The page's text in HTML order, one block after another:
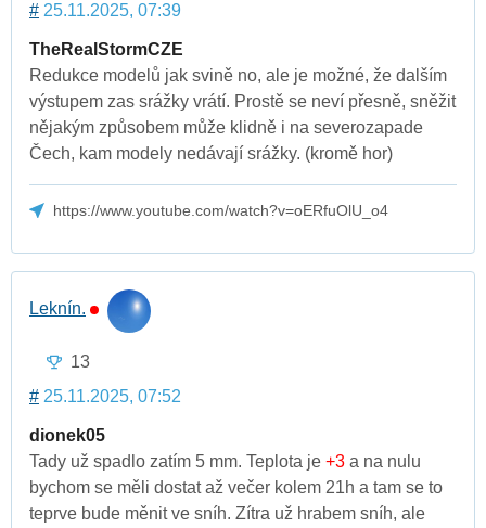
# 25.11.2025, 07:39
TheRealStormCZE
Redukce modelů jak svině no, ale je možné, že dalším
výstupem zas srážky vrátí. Prostě se neví přesně, sněžit
nějakým způsobem může klidně i na severozapade
Čech, kam modely nedávají srážky. (kromě hor)
https://www.youtube.com/watch?v=oERfuOlU_o4
Leknín.
13
# 25.11.2025, 07:52
dionek05
Tady už spadlo zatím 5 mm. Teplota je +3 a na nulu
bychom se měli dostat až večer kolem 21h a tam se to
teprve bude měnit ve sníh. Zítra už hrabem sníh, ale